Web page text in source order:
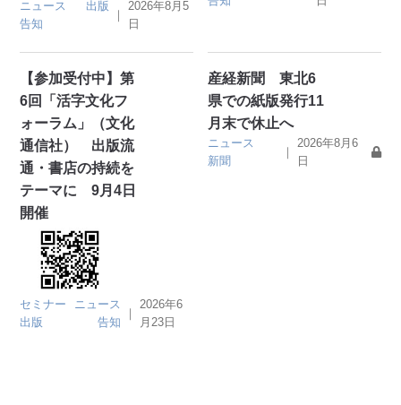
ニュース
出版
告知
｜
2026年8月5
日
【参加受付中】第
6回「活字文化フ
ォーラム」（文化
通信社） 出版流
通・書店の持続を
テーマに 9月4日
開催
セミナー
ニュース
出版
告知
｜
2026年6
月23日
産経新聞 東北6
県での紙版発行11
月末で休止へ
ニュース
新聞
｜
2026年8月6
日